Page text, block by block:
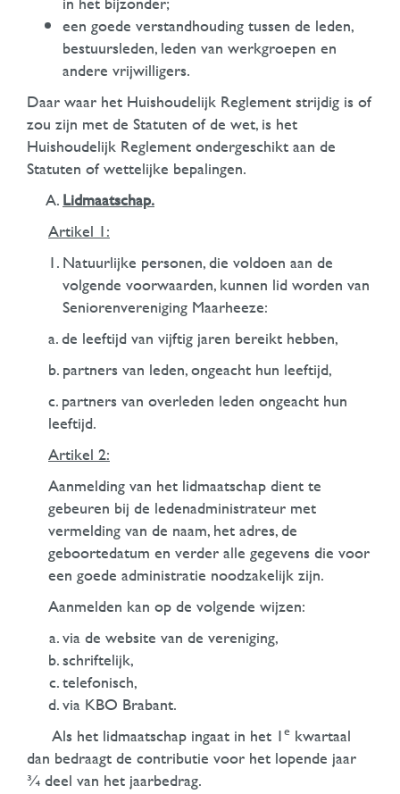
een goede verstandhouding tussen de leden,
bestuursleden, leden van werkgroepen en
andere vrijwilligers.
Daar waar het Huishoudelijk Reglement strijdig is of
zou zijn met de Statuten of de wet, is het
Huishoudelijk Reglement ondergeschikt aan de
Statuten of wettelijke bepalingen.
Lidmaatschap.
Artikel 1:
Natuurlijke personen, die voldoen aan de
volgende voorwaarden, kunnen lid worden van
Seniorenvereniging Maarheeze:
a. de leeftijd van vijftig jaren bereikt hebben,
b. partners van leden, ongeacht hun leeftijd,
c. partners van overleden leden ongeacht hun
leeftijd.
Artikel 2:
Aanmelding van het lidmaatschap dient te
gebeuren bij de ledenadministrateur met
vermelding van de naam, het adres, de
geboortedatum en verder alle gegevens die voor
een goede administratie noodzakelijk zijn.
Aanmelden kan op de volgende wijzen:
via de website van de vereniging,
schriftelijk,
telefonisch,
via KBO Brabant.
Als het lidmaatschap ingaat in het 1e kwartaal
dan bedraagt de contributie voor het lopende jaar
¾ deel van het jaarbedrag.